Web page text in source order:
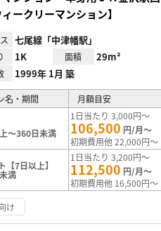
ークリーマンション】
七尾線「中津幡駅」
1K 面積 29m²
1999年 1月 築
名・期間 月額目安
～360日未満
1日当たり 3,000円～
106,500 円/月～
初期費用他 22,000円～
【7日以上】
満
1日当たり 3,200円～
112,500 円/月～
初期費用他 16,500円～
け